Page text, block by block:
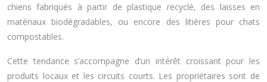
chiens fabriqués à partir de plastique recyclé, des laisses en
matériaux biodégradables, ou encore des litières pour chats
compostables.
Cette tendance s’accompagne d’un intérêt croissant pour les
produits locaux et les circuits courts. Les propriétaires sont de